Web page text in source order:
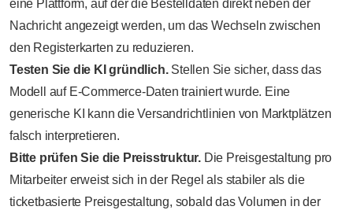
eine Plattform, auf der die Bestelldaten direkt neben der
Nachricht angezeigt werden, um das Wechseln zwischen
den Registerkarten zu reduzieren.
Testen Sie die KI gründlich. Stellen Sie sicher, dass das
Modell auf E-Commerce-Daten trainiert wurde. Eine
generische KI kann die Versandrichtlinien von Marktplätzen
falsch interpretieren.
Bitte prüfen Sie die Preisstruktur. Die Preisgestaltung pro
Mitarbeiter erweist sich in der Regel als stabiler als die
ticketbasierte Preisgestaltung, sobald das Volumen in der